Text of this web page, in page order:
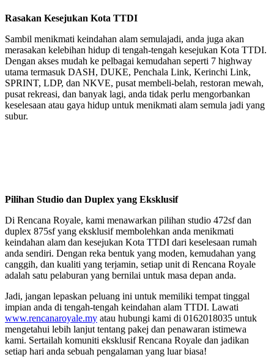
Rasakan Kesejukan Kota TTDI
Sambil menikmati keindahan alam semulajadi, anda juga akan
merasakan kelebihan hidup di tengah-tengah kesejukan Kota TTDI.
Dengan akses mudah ke pelbagai kemudahan seperti 7 highway
utama termasuk DASH, DUKE, Penchala Link, Kerinchi Link,
SPRINT, LDP, dan NKVE, pusat membeli-belah, restoran mewah,
pusat rekreasi, dan banyak lagi, anda tidak perlu mengorbankan
keselesaan atau gaya hidup untuk menikmati alam semula jadi yang
subur.
Pilihan Studio dan Duplex yang Eksklusif
Di Rencana Royale, kami menawarkan pilihan studio 472sf dan
duplex 875sf yang eksklusif membolehkan anda menikmati
keindahan alam dan kesejukan Kota TTDI dari keselesaan rumah
anda sendiri. Dengan reka bentuk yang moden, kemudahan yang
canggih, dan kualiti yang terjamin, setiap unit di Rencana Royale
adalah satu pelaburan yang bernilai untuk masa depan anda.
Jadi, jangan lepaskan peluang ini untuk memiliki tempat tinggal
impian anda di tengah-tengah keindahan alam TTDI. Lawati
www.rencanaroyale.my atau hubungi kami di 0162018035 untuk
mengetahui lebih lanjut tentang pakej dan penawaran istimewa
kami. Sertailah komuniti eksklusif Rencana Royale dan jadikan
setiap hari anda sebuah pengalaman yang luar biasa!